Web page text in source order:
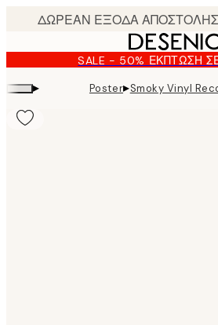
content.
SALE - 50% ΈΚΠΤΩΣΗ ΣΕ
▸ Poster▸Smoky Vinyl